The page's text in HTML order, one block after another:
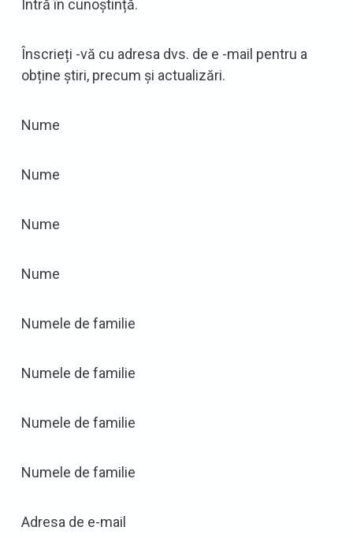
Intră în cunoștință.
Înscrieți -vă cu adresa dvs. de e -mail pentru a
obține știri, precum și actualizări.
Nume
Nume
Nume
Nume
Numele de familie
Numele de familie
Numele de familie
Numele de familie
Adresa de e-mail